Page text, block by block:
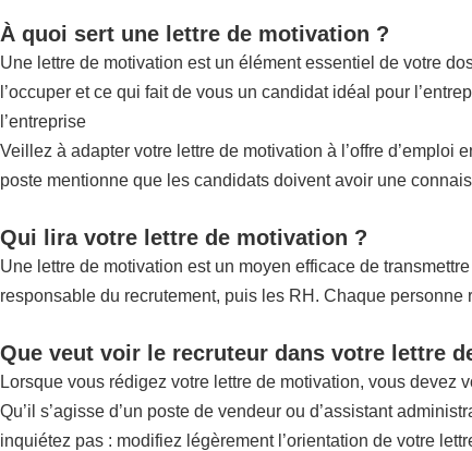
À quoi sert une lettre de motivation ?
Une lettre de motivation est un élément essentiel de votre
l’occuper et ce qui fait de vous un candidat idéal pour
l’entreprise
Veillez à adapter votre lettre de motivation à l’offre
poste mentionne que les candidats doivent avoir une
Qui lira votre lettre de motivation ?
Une lettre de motivation est un moyen efficace de
responsable du recrutement, puis les RH. Chaque
Que veut voir le recruteur dans votre lettre
Lorsque vous rédigez votre lettre de motivation, vous
Qu’il s’agisse d’un poste de vendeur ou d’assistant
inquiétez pas : modifiez légèrement l’orientation de votre